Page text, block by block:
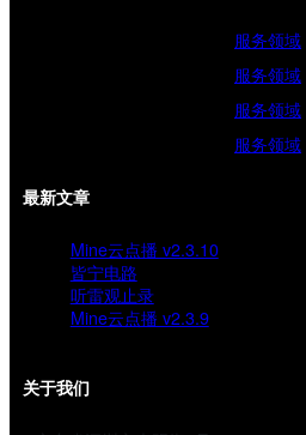
服务领域
服务领域
服务领域
服务领域
最新文章
Mine云点播 v2.3.10
皆宁电路
听雷观止录
Mine云点播 v2.3.9
关于我们